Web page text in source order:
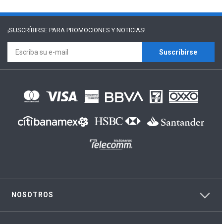
¡SUSCRÍBIRSE PARA PROMOCIONES Y NOTICIAS!
Suscríbirse
NOSOTROS